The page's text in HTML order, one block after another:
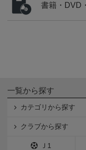
書籍・DVD
一覧から探す
カテゴリから探す
クラブから探す
Ｊ1